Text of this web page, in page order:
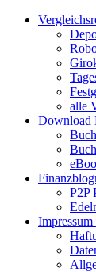
Zum
Facebook
Twitter
Instagram
Pinterest
YouTube
alle
Download
P2P